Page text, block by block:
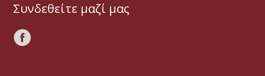
Συνδεθείτε μαζί μας